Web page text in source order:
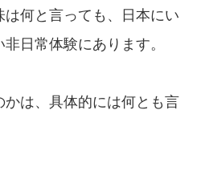
何と言っても、日本にい
日常体験にあります。
かは、具体的には何とも言